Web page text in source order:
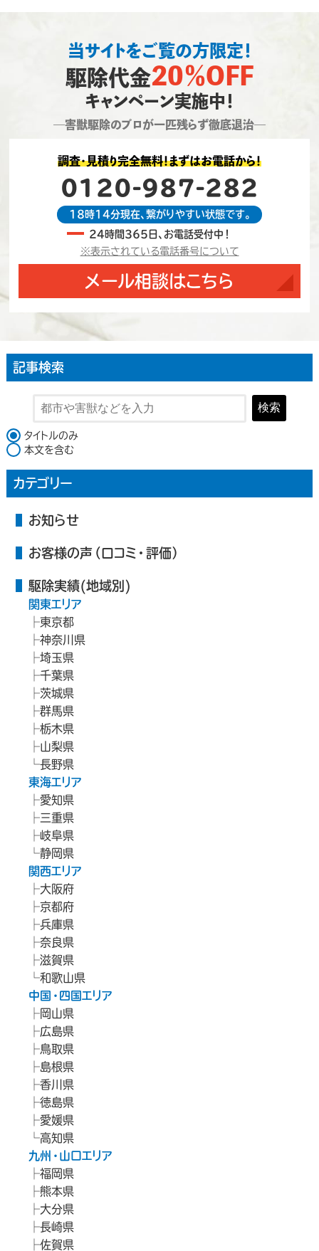
当サイトをご覧の方限定！
駆除代金20％OFF
キャンペーン実施中！
―害獣駆除のプロが一匹残らず徹底退治―
調査・見積り完全無料！まずはお電話から！
0120-987-282
18時14分現在、繋がりやすい状態です。
24時間365日、お電話受付中！
※表示されている電話番号について
メール相談はこちら
記事検索
検索
検索対象
タイトルのみ
本文を含む
カテゴリー
お知らせ
お客様の声（口コミ・評価）
駆除実績(地域別)
関東エリア
東京都
神奈川県
埼玉県
千葉県
茨城県
群馬県
栃木県
山梨県
長野県
東海エリア
愛知県
三重県
岐阜県
静岡県
関西エリア
大阪府
京都府
兵庫県
奈良県
滋賀県
和歌山県
中国・四国エリア
岡山県
広島県
鳥取県
島根県
香川県
徳島県
愛媛県
高知県
九州・山口エリア
福岡県
熊本県
大分県
長崎県
佐賀県